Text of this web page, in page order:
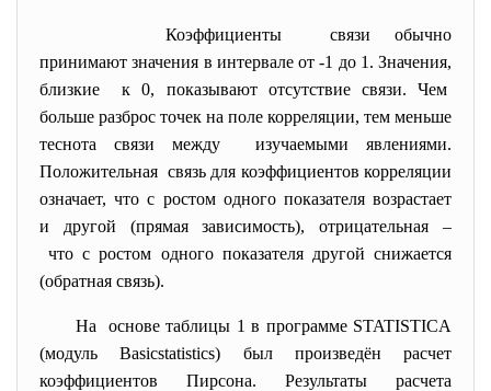
Коэффициенты связи обычно
принимают значения в интервале от -1 до 1. Значения,
близкие к 0, показывают отсутствие связи. Чем
больше разброс точек на поле корреляции, тем меньше
теснота связи между изучаемыми явлениями.
Положительная связь для коэффициентов корреляции
означает, что с ростом одного показателя возрастает
и другой (прямая зависимость), отрицательная –
что с ростом одного показателя другой снижается
(обратная связь).
На основе таблицы 1 в программе STATISTICA
(модуль Basicstatistics) был произведён расчет
коэффициентов Пирсона. Результаты расчета